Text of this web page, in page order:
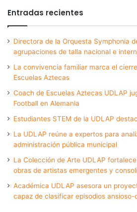
Entradas recientes
Directora de la Orquesta Symphonia
agrupaciones de talla nacional e
La convivencia familiar marca el
Escuelas Aztecas
Coach de Escuelas Aztecas UDLAP
Football en Alemania
Estudiantes STEM de la UDLAP
La UDLAP reúne a expertos para
administración pública municipal
La Colección de Arte UDLAP
obras de artistas emergentes y
Académica UDLAP asesora un
capaz de clasificar episodios ansioso-